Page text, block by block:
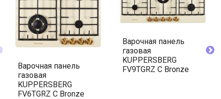
Варочная панель
газовая
KUPPERSBERG
FV6TGRZ C Bronze
Варочная панель
газовая
KUPPERSBERG
FV9TGRZ C Bronze